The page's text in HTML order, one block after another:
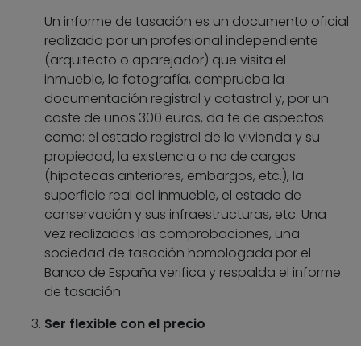
Un informe de tasación es un documento oficial
realizado por un profesional independiente
(arquitecto o aparejador) que visita el
inmueble, lo fotografía, comprueba la
documentación registral y catastral y, por un
coste de unos 300 euros, da fe de aspectos
como: el estado registral de la vivienda y su
propiedad, la existencia o no de cargas
(hipotecas anteriores, embargos, etc.), la
superficie real del inmueble, el estado de
conservación y sus infraestructuras, etc. Una
vez realizadas las comprobaciones, una
sociedad de tasación homologada por el
Banco de España verifica y respalda el informe
de tasación.
Ser flexible con el precio